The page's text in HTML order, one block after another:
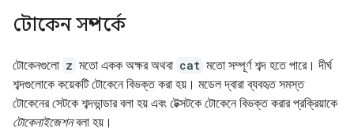
টোকেন সম্পর্কে
টোকেনগুলো z মতো একক অক্ষর অথবা cat মতো সম্পূর্ণ শব্দ হতে পারে। দীর্ঘ
শব্দগুলোকে কয়েকটি টোকেনে বিভক্ত করা হয়। মডেল দ্বারা ব্যবহৃত সমস্ত
টোকেনের সেটকে শব্দভান্ডার বলা হয় এবং টেক্সটকে টোকেনে বিভক্ত করার প্রক্রিয়াকে
টোকেনাইজেশনবলা হয়।